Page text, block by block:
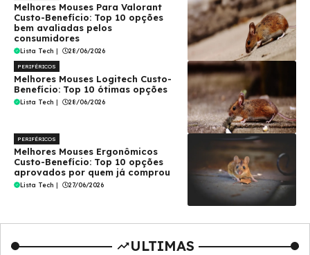
Melhores Mouses Para Valorant
Custo-Benefício: Top 10 opções
bem avaliadas pelos
consumidores
Lista Tech | 28/06/2026
PERIFÉRICOS
Melhores Mouses Logitech Custo-
Benefício: Top 10 ótimas opções
Lista Tech | 28/06/2026
PERIFÉRICOS
Melhores Mouses Ergonômicos
Custo-Benefício: Top 10 opções
aprovados por quem já comprou
Lista Tech | 27/06/2026
ULTIMAS